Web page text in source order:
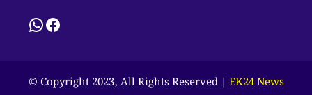
WhatsApp
Facebook
© Copyright 2023, All Rights Reserved | EK24 News